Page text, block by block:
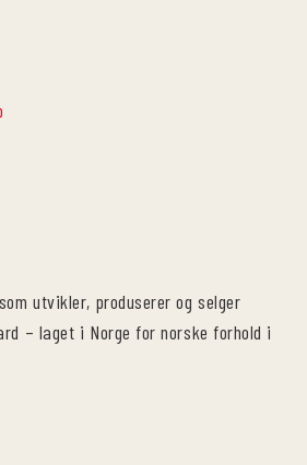
utvikler, produserer og selger
– laget i Norge for norske forhold i